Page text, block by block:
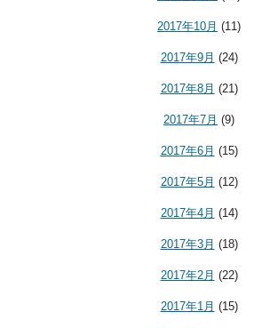
2017年10月 (11)
2017年9月 (24)
2017年8月 (21)
2017年7月 (9)
2017年6月 (15)
2017年5月 (12)
2017年4月 (14)
2017年3月 (18)
2017年2月 (22)
2017年1月 (15)